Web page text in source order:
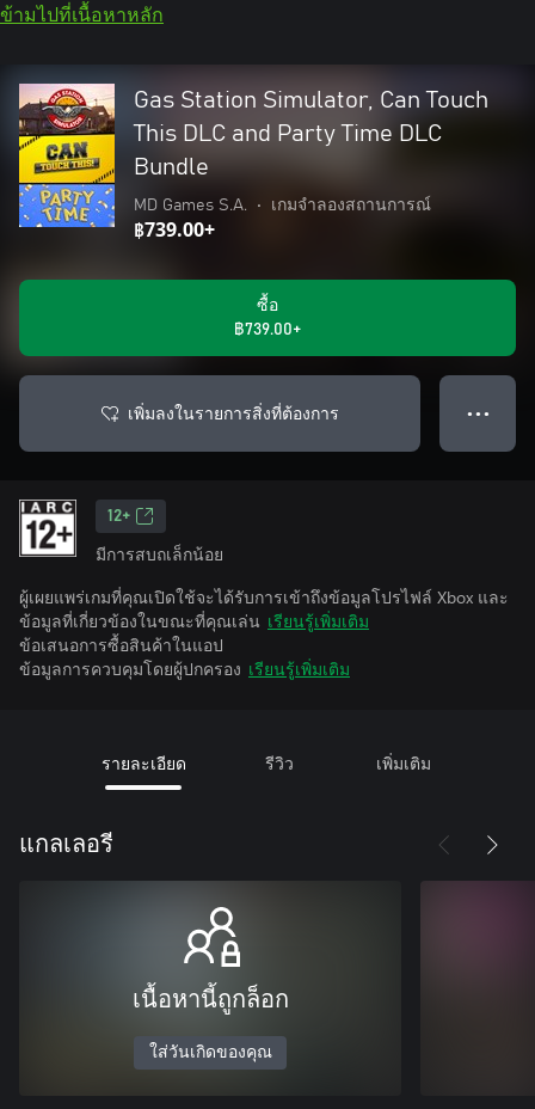
ข้ามไปที่เนื้อหาหลัก
Gas Station Simulator, Can Touch
This DLC and Party Time DLC
Bundle
MD Games S.A. • เกมจำลองสถานการณ์
฿739.00+
ซื้อ
฿739.00+
เพิ่มลงในรายการสิ่งที่ต้องการ ● ● ●
12+
มีการสบถเล็กน้อย
ผู้เผยแพร่เกมที่คุณเปิดใช้จะได้รับการเข้าถึงข้อมูลโปรไฟล์ Xbox และ
ข้อมูลที่เกี่ยวข้องในขณะที่คุณเล่น เรียนรู้เพิ่มเติม
ข้อเสนอการซื้อสินค้าในแอป
ข้อมูลการควบคุมโดยผู้ปกครอง เรียนรู้เพิ่มเติม
รายละเอียด รีวิว เพิ่มเติม
แกลเลอรี
เนื้อหานี้ถูกล็อก
ใส่วันเกิดของคุณ